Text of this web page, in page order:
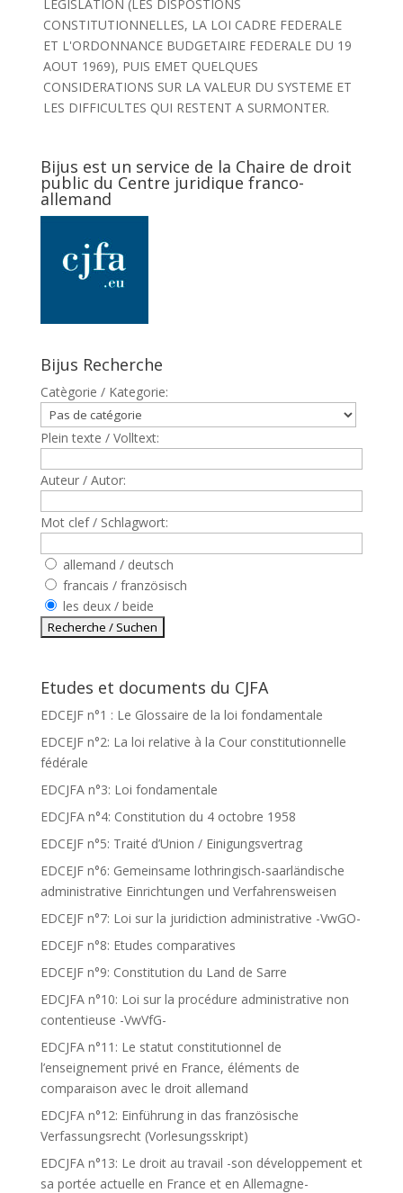
LEGISLATION (LES DISPOSTIONS
CONSTITUTIONNELLES, LA LOI CADRE FEDERALE
ET L'ORDONNANCE BUDGETAIRE FEDERALE DU 19
AOUT 1969), PUIS EMET QUELQUES
CONSIDERATIONS SUR LA VALEUR DU SYSTEME ET
LES DIFFICULTES QUI RESTENT A SURMONTER.
Bijus est un service de la Chaire de droit
public du Centre juridique franco-
allemand
Bijus Recherche
Catègorie / Kategorie:
Plein texte / Volltext:
Auteur / Autor:
Mot clef / Schlagwort:
allemand / deutsch
francais / französisch
les deux / beide
Etudes et documents du CJFA
EDCEJF n°1 : Le Glossaire de la loi fondamentale
EDCEJF n°2: La loi relative à la Cour constitutionnelle
fédérale
EDCJFA n°3: Loi fondamentale
EDCJFA n°4: Constitution du 4 octobre 1958
EDCEJF n°5: Traité d’Union / Einigungsvertrag
EDCEJF n°6: Gemeinsame lothringisch-saarländische
administrative Einrichtungen und Verfahrensweisen
EDCEJF n°7: Loi sur la juridiction administrative -VwGO-
EDCEJF n°8: Etudes comparatives
EDCEJF n°9: Constitution du Land de Sarre
EDCJFA n°10: Loi sur la procédure administrative non
contentieuse -VwVfG-
EDCJFA n°11: Le statut constitutionnel de
l’enseignement privé en France, éléments de
comparaison avec le droit allemand
EDCJFA n°12: Einführung in das französische
Verfassungsrecht (Vorlesungsskript)
EDCJFA n°13: Le droit au travail -son développement et
sa portée actuelle en France et en Allemagne-